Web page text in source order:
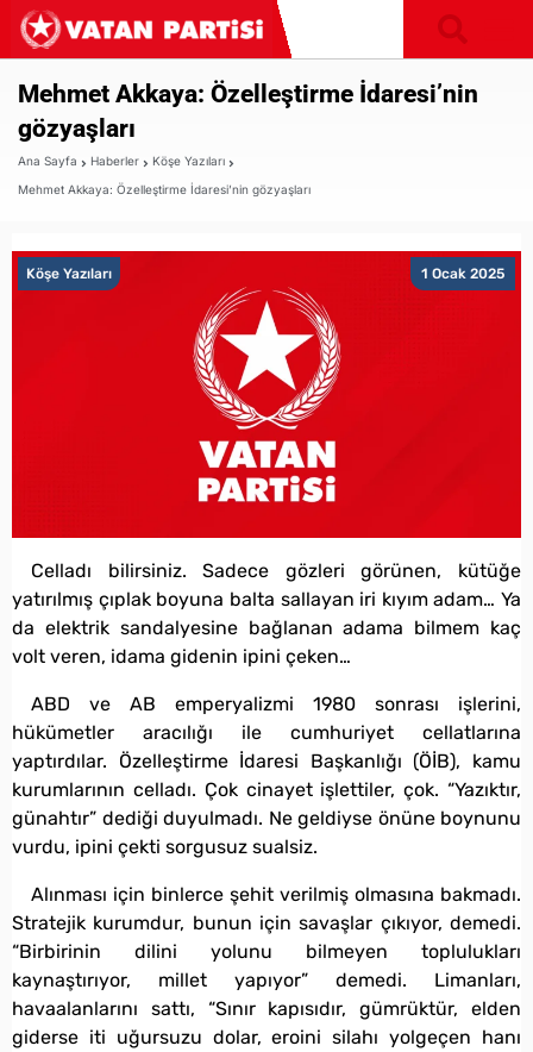
Mehmet Akkaya: Özelleştirme İdaresi’nin
gözyaşları
Ana Sayfa Haberler
Köşe Yazıları
Mehmet Akkaya: Özelleştirme İdaresi’nin gözyaşları
1 Ocak 2025
Köşe Yazıları
Celladı bilirsiniz. Sadece gözleri görünen, kütüğe
yatırılmış çıplak boyuna balta sallayan iri kıyım adam… Ya
da elektrik sandalyesine bağlanan adama bilmem kaç
volt veren, idama gidenin ipini çeken…
ABD ve AB emperyalizmi 1980 sonrası işlerini,
hükümetler aracılığı ile cumhuriyet cellatlarına
yaptırdılar. Özelleştirme İdaresi Başkanlığı (ÖİB), kamu
kurumlarının celladı. Çok cinayet işlettiler, çok. “Yazıktır,
günahtır” dediği duyulmadı. Ne geldiyse önüne boynunu
vurdu, ipini çekti sorgusuz sualsiz.
Alınması için binlerce şehit verilmiş olmasına bakmadı.
Stratejik kurumdur, bunun için savaşlar çıkıyor, demedi.
“Birbirinin dilini yolunu bilmeyen toplulukları
kaynaştırıyor, millet yapıyor” demedi. Limanları,
havaalanlarını sattı, “Sınır kapısıdır, gümrüktür, elden
giderse iti uğursuzu dolar, eroini silahı yolgeçen hanı